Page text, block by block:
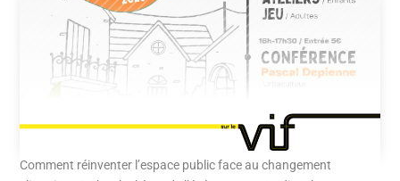
Comment réinventer l’espace public face au changement